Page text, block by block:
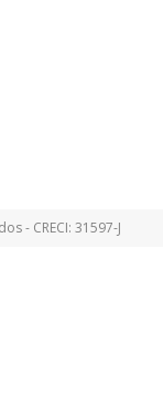
- CRECI: 31597-J